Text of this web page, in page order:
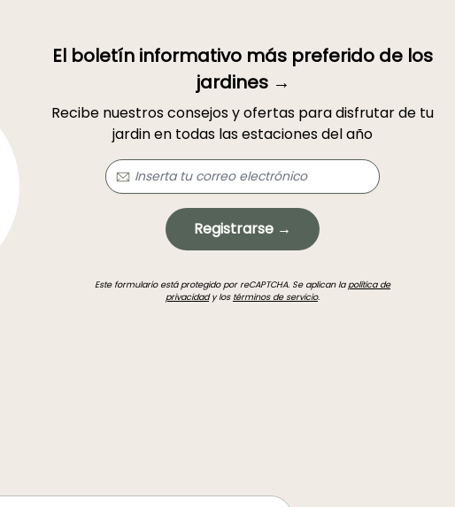
El boletín informativo más preferido de los
jardines →
Recibe nuestros consejos y ofertas para disfrutar de tu
jardin en todas las estaciones del año
Registrarse →
Este formulario está protegido por reCAPTCHA. Se aplican lapolítica de
privacidady los términos de servicio.